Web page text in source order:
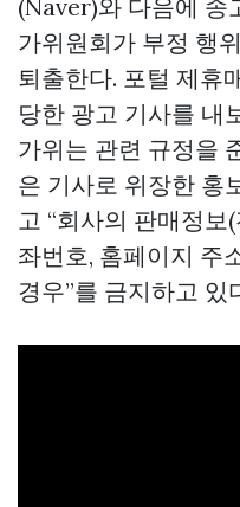
(Naver)와 다음에 송
가위원회가 부정 행
퇴출한다. 포털 제휴
당한 광고 기사를 내
가위는 관련 규정을
은 기사로 위장한 홍
고 “회사의 판매정보
좌번호, 홈페이지 주
경우”를 금지하고 있